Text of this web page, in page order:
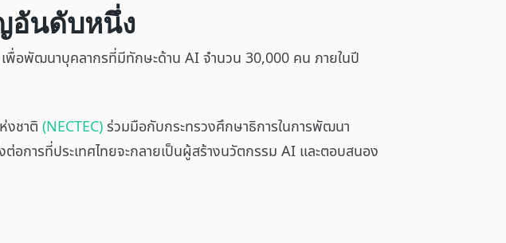
อันดับหนึ่ง
พื่อพัฒนาบุคลากรที่มีทักษะด้าน AI จำนวน 30,000 คน ภายในปี
งชาติ (NECTEC) ร่วมมือกับกระทรวงศึกษาธิการในการพัฒนา
การที่ประเทศไทยจะกลายเป็นผู้สร้างนวัตกรรม AI และตอบสนอง